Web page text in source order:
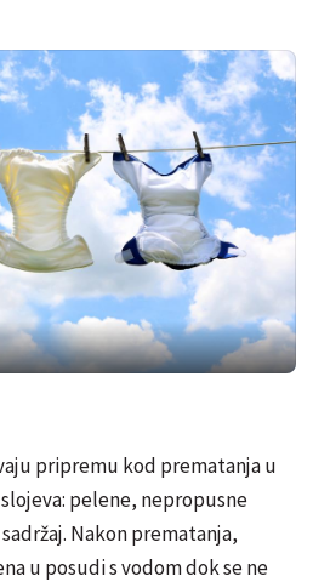
pripremu kod prematanja u
pelene, nepropusne
Nakon prematanja,
u posudi s vodom dok se ne